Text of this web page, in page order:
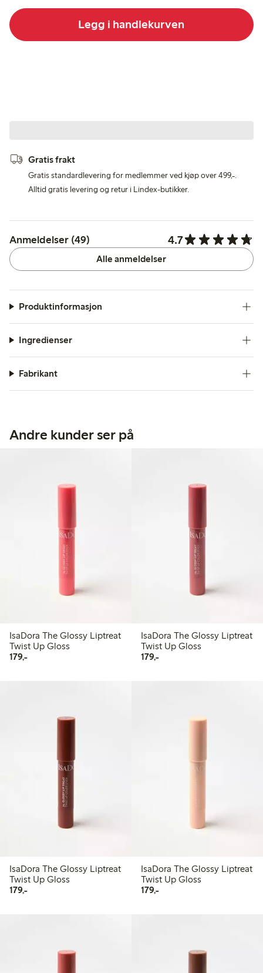
Legg i handlekurven
Gratis frakt
Gratis standardlevering for medlemmer ved kjøp over 499,-.
Alltid gratis levering og retur i Lindex-butikker.
Anmeldelser (49) 4.7
Alle anmeldelser
Produktinformasjon
Ingredienser
Fabrikant
Andre kunder ser på
IsaDora The Glossy Liptreat
Twist Up Gloss
179,-179,00 kr
IsaDora The Glossy Liptreat
Twist Up Gloss
179,-179,00 kr
IsaDora The Glossy Liptreat
Twist Up Gloss
179,-179,00 kr
IsaDora The Glossy Liptreat
Twist Up Gloss
179,-179,00 kr